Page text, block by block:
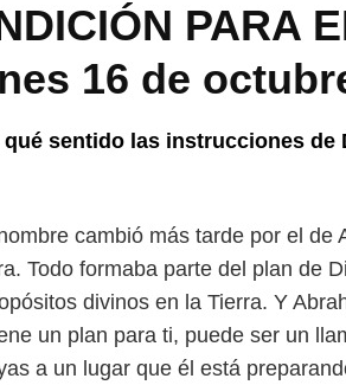
PARA
16 de
qué sentido las instrucciones de
cambió más tarde por el de
Todo formaba parte del plan de
divinos en la Tierra. Y
un plan para ti, puede ser un
a un lugar que él está